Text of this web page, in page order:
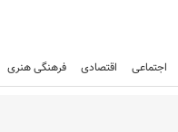
اجتماعی اقتصادی فرهنگی هنری